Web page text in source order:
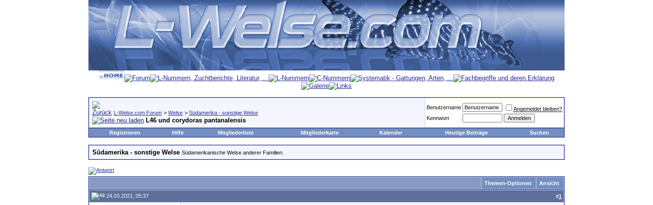
L-Welse.com Forum > Welse > Südamerika - sonstige Welse
L46 und corydoras pantanalensis
Benutzername
Angemeldet bleiben?
Kennwort
Registrieren Hilfe Mitgliederliste Mitgliederkarte Kalender Heutige Beiträge Suchen
Südamerika - sonstige Welse Südamerikanische Welse anderer Familien.
Themen-Optionen Ansicht
24.03.2021, 05:37 #1